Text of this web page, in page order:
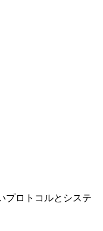
プロトコルとシステ